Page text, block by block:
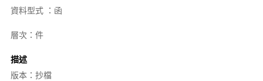
資料型式 ：函
層次：件
描述
版本：抄檔